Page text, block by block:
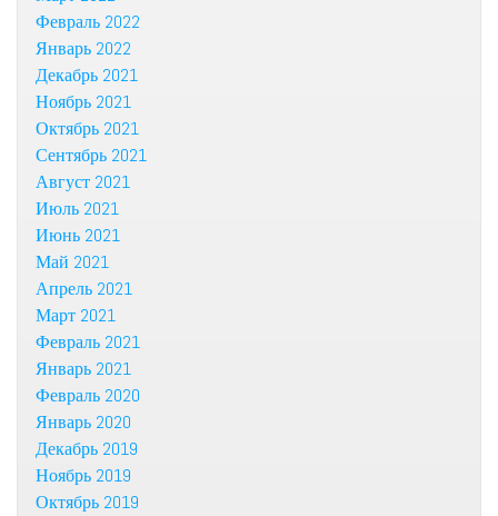
Февраль 2022
Январь 2022
Декабрь 2021
Ноябрь 2021
Октябрь 2021
Сентябрь 2021
Август 2021
Июль 2021
Июнь 2021
Май 2021
Апрель 2021
Март 2021
Февраль 2021
Январь 2021
Февраль 2020
Январь 2020
Декабрь 2019
Ноябрь 2019
Октябрь 2019